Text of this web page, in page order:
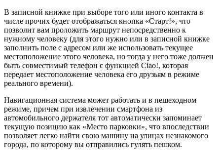
В записной книжке при выборе того или иного контакта в
числе прочих будет отображаться кнопка «Старт!», что
позволит вам проложить маршрут непосредственно к
нужному человеку (для этого нужно или в записной книжке
заполнить поле с адресом или же использовать текущее
местоположение этого человека, но тогда у него тоже должен
быть совместимый телефон с функцией Ciao!, которая
передает местоположение человека его друзьям в режиме
реального времени).
Навигационная система может работать и в пешеходном
режиме, причем при извлечении смартфона из
автомобильного держателя тот автоматически запоминает
текущую позицию как «Место парковки», что впоследствии
позволяет легко найти свою машину на улицах незнакомого
города, по которому вы отправились гулять пешком.